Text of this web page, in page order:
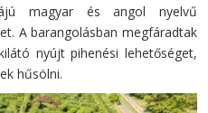
magyar és angol nyelvű
A barangolásban megfáradtak
nyújt pihenési lehetőséget,
hűsölni.